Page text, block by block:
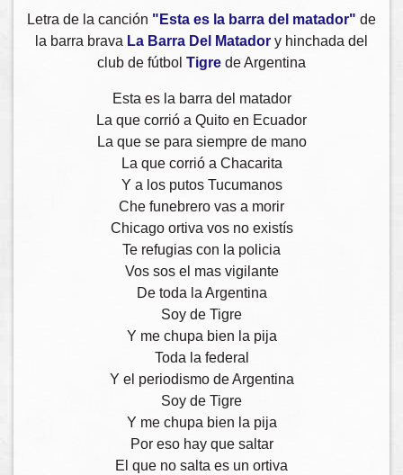
Letra de la canción "Esta es la barra del matador" de
la barra brava La Barra Del Matador y hinchada del
club de fútbol Tigre de Argentina
Esta es la barra del matador
La que corrió a Quito en Ecuador
La que se para siempre de mano
La que corrió a Chacarita
Y a los putos Tucumanos
Che funebrero vas a morir
Chicago ortiva vos no existís
Te refugias con la policia
Vos sos el mas vigilante
De toda la Argentina
Soy de Tigre
Y me chupa bien la pija
Toda la federal
Y el periodismo de Argentina
Soy de Tigre
Y me chupa bien la pija
Por eso hay que saltar
El que no salta es un ortiva